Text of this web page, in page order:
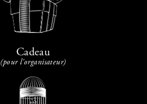
Cadeau
(pour l'organisateur)